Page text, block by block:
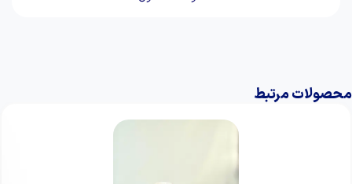
محصولات مرتبط